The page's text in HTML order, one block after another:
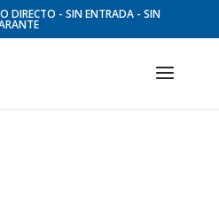
DIRECTO - SIN ENTRADA - SIN